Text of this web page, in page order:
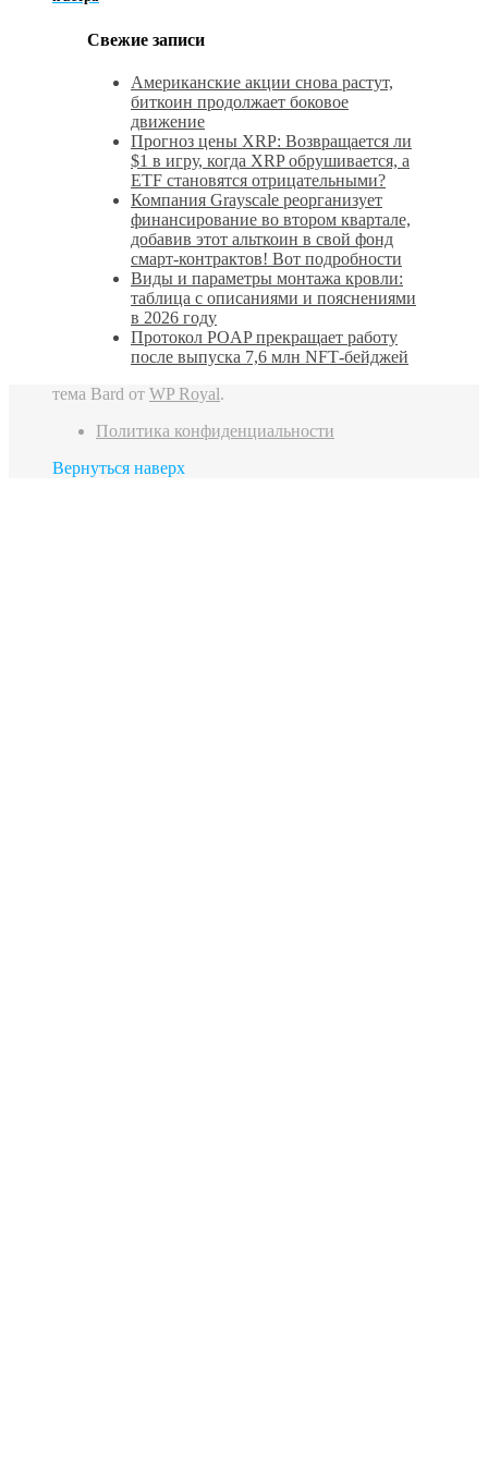
Свежие записи
Американские акции снова растут,
биткоин продолжает боковое
движение
Прогноз цены XRP: Возвращается ли
$1 в игру, когда XRP обрушивается, а
ETF становятся отрицательными?
Компания Grayscale реорганизует
финансирование во втором квартале,
добавив этот альткоин в свой фонд
смарт-контрактов! Вот подробности
Виды и параметры монтажа кровли:
таблица с описаниями и пояснениями
в 2026 году
Протокол POAP прекращает работу
после выпуска 7,6 млн NFT‑бейджей
тема Bard от WP Royal.
Политика конфиденциальности
Вернуться наверх